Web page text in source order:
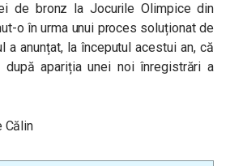
de bronz la Jocurile Olimpice din
o în urma unui proces soluționat de
a anunțat, la începutul acestui an, că
după apariția unei noi înregistrări a
Călin